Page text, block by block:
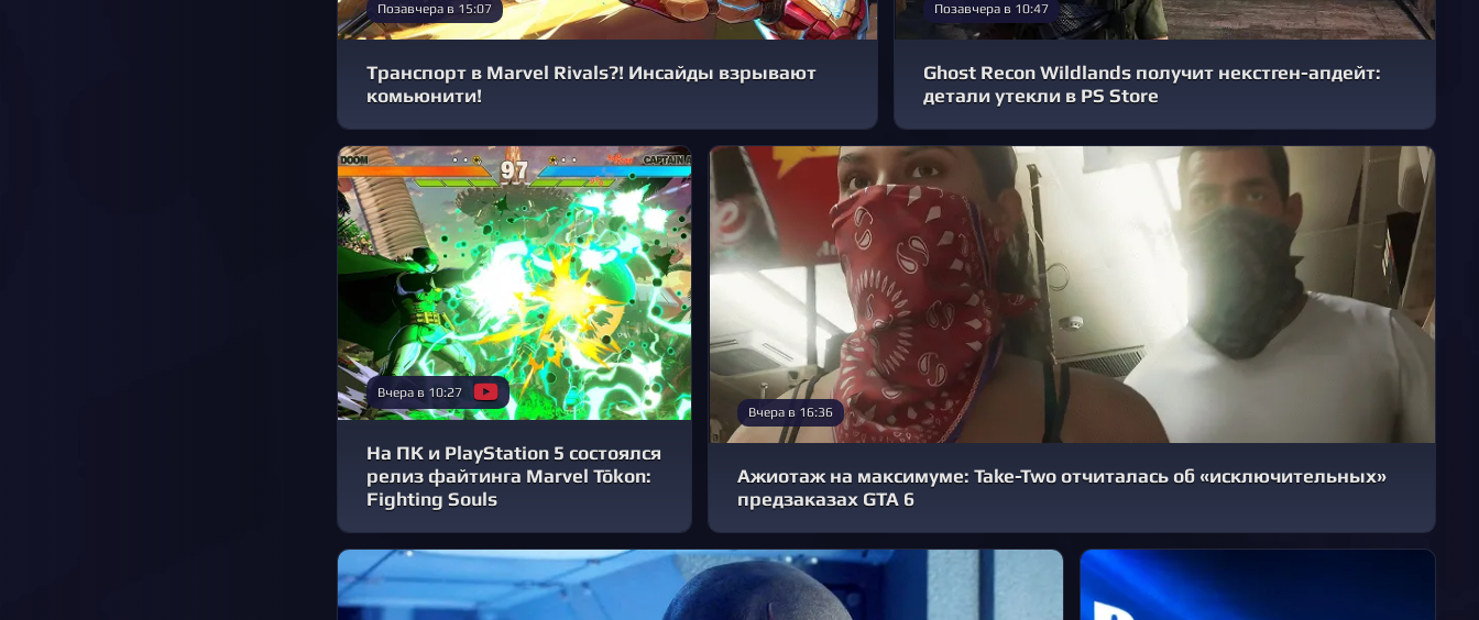
Позавчера в 15:07
Транспорт в Marvel Rivals?! Инсайды взрывают
комьюнити!
Позавчера в 10:47
Ghost Recon Wildlands получит некстген-апдейт:
детали утекли в PS Store
Вчера в 10:27
На ПК и PlayStation 5 состоялся
релиз файтинга Marvel Tōkon:
Fighting Souls
Вчера в 16:36
Ажиотаж на максимуме: Take-Two отчиталась об «исключительных»
предзаказах GTA 6